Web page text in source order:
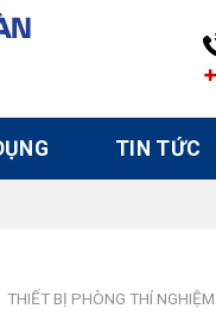
TIN TỨC
THIẾT BỊ PHÒNG THÍ NGHIỆM